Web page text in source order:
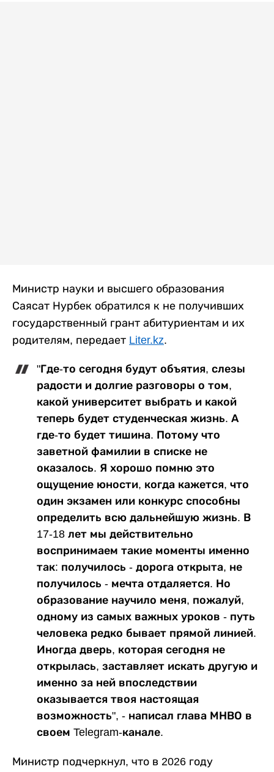
Министр науки и высшего образования
Саясат Нурбек обратился к не получивших
государственный грант абитуриентам и их
родителям, передает Liter.kz.
"Где-то сегодня будут объятия, слезы
радости и долгие разговоры о том,
какой университет выбрать и какой
теперь будет студенческая жизнь. А
где-то будет тишина. Потому что
заветной фамилии в списке не
оказалось. Я хорошо помню это
ощущение юности, когда кажется, что
один экзамен или конкурс способны
определить всю дальнейшую жизнь. В
17-18 лет мы действительно
воспринимаем такие моменты именно
так: получилось - дорога открыта, не
получилось - мечта отдаляется. Но
образование научило меня, пожалуй,
одному из самых важных уроков - путь
человека редко бывает прямой линией.
Иногда дверь, которая сегодня не
открылась, заставляет искать другую и
именно за ней впоследствии
оказывается твоя настоящая
возможность", - написал глава МНВО в
своем Telegram-канале.
Министр подчеркнул, что в 2026 году